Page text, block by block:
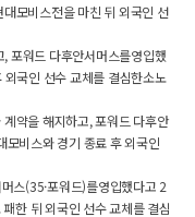
모비스전을 마친 뒤 외국인 선
포워드 다후안서머스를영입했
국인 선수 교체를 결심한소노
약을 해지하고, 포워드 다후안
비스와 경기 종료 후 외국인
스(35·포워드)를영입했다고 2
한 뒤 외국인 선수 교체를 결심